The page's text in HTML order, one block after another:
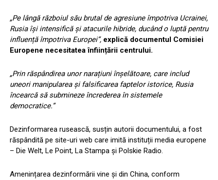
„Pe lângă războiul său brutal de agresiune împotriva Ucrainei,
Rusia își intensifică și atacurile hibride, ducând o luptă pentru
influență împotriva Europei”, explică documentul Comisiei
Europene necesitatea înființării centrului.
„Prin răspândirea unor narațiuni înșelătoare, care includ
uneori manipularea și falsificarea faptelor istorice, Rusia
încearcă să submineze încrederea în sistemele
democratice.”
Dezinformarea rusească, susțin autorii documentului, a fost
răspândită pe site-uri web care imită instituții media europene
– Die Welt, Le Point, La Stampa și Polskie Radio.
Amenințarea dezinformării vine și din China, conform